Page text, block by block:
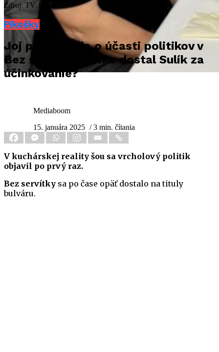
Zdroj: TV JOJ
Pikošky
Joj prehovorila o účasti politikov v
Bez servítky! Koľko dostal Sulík za
účinkovanie?
Mediaboom
15. januára 2025 / 3 min. čítania
V kuchárskej reality šou sa vrcholový politik
objavil po prvý raz.
Bez servítky sa po čase opäť dostalo na tituly
bulváru.